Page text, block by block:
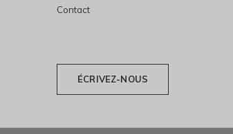
Contact
ÉCRIVEZ-NOUS